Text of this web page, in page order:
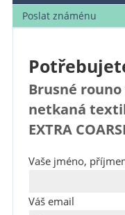
Poslat známénu
Brusné rouno
netkaná
EXTRA
Vaše jméno,
Váš email